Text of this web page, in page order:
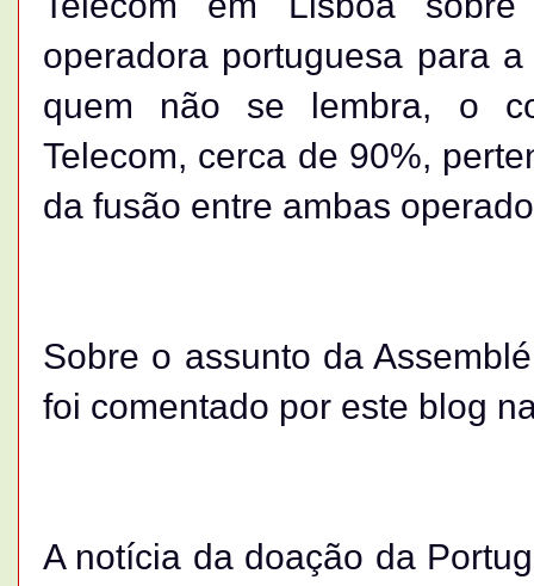
operadora portuguesa para
quem não se lembra, o
Telecom, cerca de 90%,
da fusão entre ambas
Sobre o assunto da
foi comentado por este blog
A notícia da doação da